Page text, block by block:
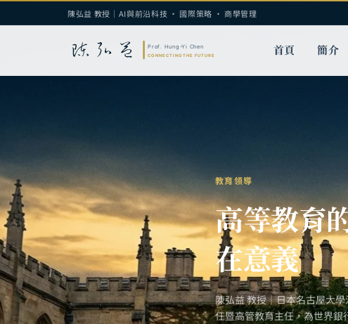
陳弘益 教授｜AI與前沿科技 · 國際策略 · 商學管理
首頁 簡介
教育領導
高等教育
在意義
陳弘益 教授｜日本名古屋大
任暨高管教育主任，為世界